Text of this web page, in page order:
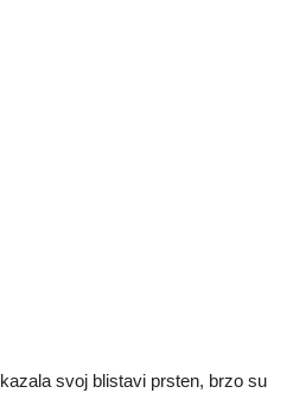
svoj blistavi prsten, brzo su